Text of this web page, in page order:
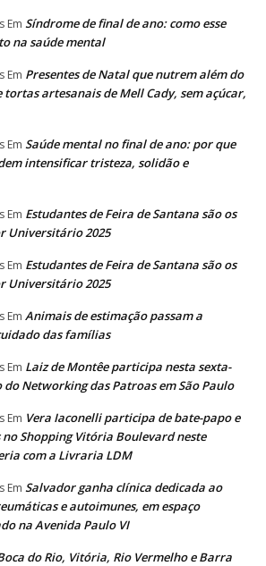
Em Síndrome de final de ano: como esse
na saúde mental
Em Presentes de Natal que nutrem além do
artesanais de Mell Cady, sem açúcar,
Em Saúde mental no final de ano: por que
intensificar tristeza, solidão e
Em Estudantes de Feira de Santana são os
Universitário 2025
Em Estudantes de Feira de Santana são os
Universitário 2025
Em Animais de estimação passam a
das famílias
Em Laiz de Montêe participa nesta sexta-
do Networking das Patroas em São Paulo
Em Vera Iaconelli participa de bate-papo e
Shopping Vitória Boulevard neste
com a Livraria LDM
Em Salvador ganha clínica dedicada ao
e autoimunes, em espaço
na Avenida Paulo VI
do Rio, Vitória, Rio Vermelho e Barra